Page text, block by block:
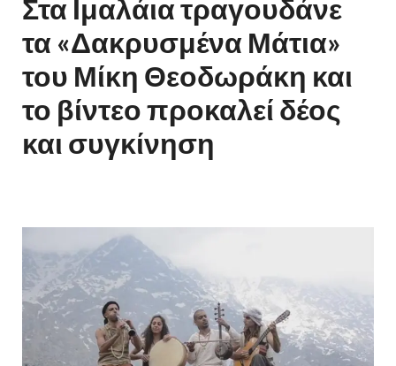
Στα Ιμαλάια τραγουδάνε
τα «Δακρυσμένα Μάτια»
του Μίκη Θεοδωράκη και
το βίντεο προκαλεί δέος
και συγκίνηση